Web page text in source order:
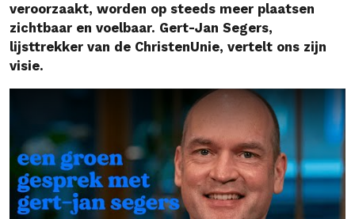
veroorzaakt, worden op steeds meer plaatsen
zichtbaar en voelbaar. Gert-Jan Segers,
lijsttrekker van de ChristenUnie, vertelt ons zijn
visie.